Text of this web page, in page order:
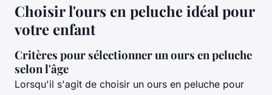
Choisir l'ours en peluche idéal pour
votre enfant
Critères pour sélectionner un ours en peluche
selon l'âge
Lorsqu'il s'agit de choisir un ours en peluche pour